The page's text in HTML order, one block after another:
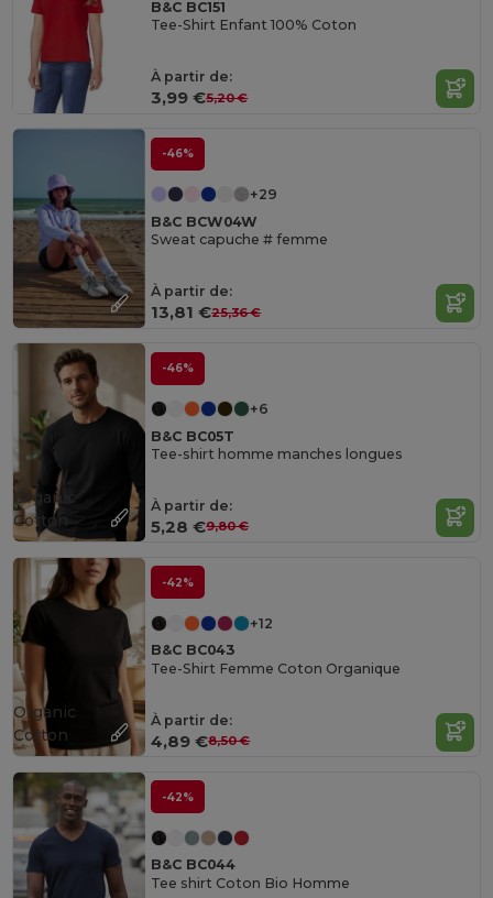
B&C BC151
Tee-Shirt Enfant 100% Coton
À partir de:
3,99 €5,20 €
-46%
+29
B&C BCW04W
Sweat capuche # femme
À partir de:
13,81 €25,36 €
-46%
+6
B&C BC05T
Tee-shirt homme manches longues
À partir de:
5,28 €9,80 €
Organic
Cotton
-42%
+12
B&C BC043
Tee-Shirt Femme Coton Organique
À partir de:
4,89 €8,50 €
Organic
Cotton
-42%
B&C BC044
Tee shirt Coton Bio Homme